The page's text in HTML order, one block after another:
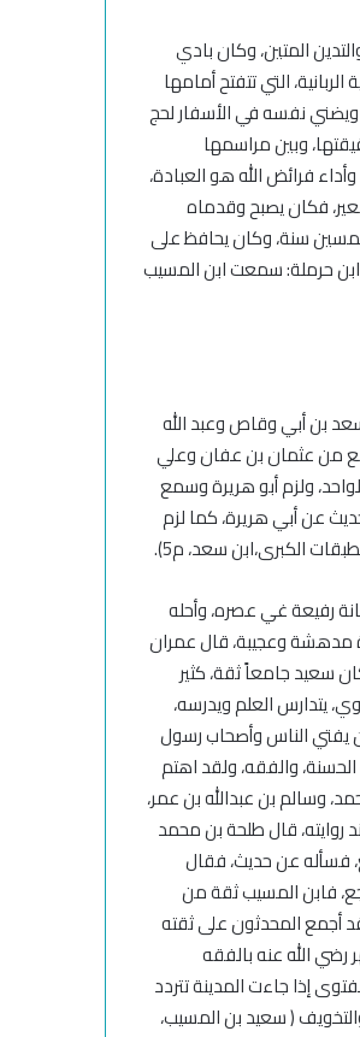
المتين، وكان بادي
التي تتفتح أمامها
ويضني نفسه في الأسفار لحج
وبين مراسمها
فرائض الله هو العبادة،
فكان يصبح وقدماه
سنة، وكان يحافظ على
حرملة: سمعت ابن المسيب
بن أبي وقاص وعبد الله
من عثمان بن عفان وعلي
ولزم أبو هريرة وسمع
عن أبي هريرة، كما لزم
الكبرى،ابن سعد، م5 )
.
رفيعة غي عصره، وأحله
مدهشة وعجيبة، قال عمران
سعيد جامعاً ثقة، كثير
يتدارس العلم ويدرسه،
يفتي الناس وأصحاب رسول
والفقه، ولقد اهتم
وسالم بن عبدالله بن عمر،
روايته، قال طلحة بن محمد
عن حديث، فقال
فابن المسيب ثقة من
أجمع المحدثون على ثقته
رضي الله عنه بالفقه
إذا جاءت المدينة تتردد
( سعيد بن المسيب،